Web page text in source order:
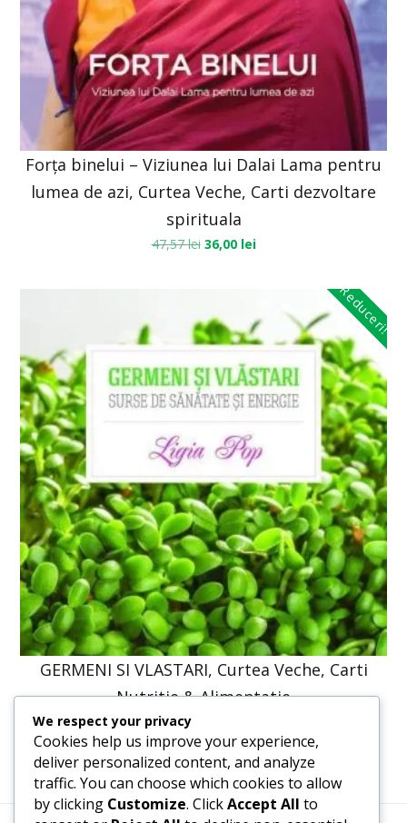
Forța binelui – Viziunea lui Dalai Lama pentru
lumea de azi, Curtea Veche, Carti dezvoltare
spirituala
47,57lei 36,00 lei
Reduceri!
GERMENI SI VLASTARI, Curtea Veche, Carti
Nutritie & Alimentatie
41,23lei
We respect your privacy
Cookies help us improve your experience,
deliver personalized content, and analyze
traffic. You can choose which cookies to allow
by clicking Customize. ClickAccept All to